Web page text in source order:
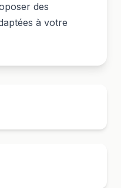
des
à votre